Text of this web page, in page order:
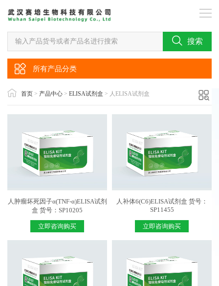
搜索
所有产品分类
首页 > 产品中心 > ELISA试剂盒 > 人ELISA试剂盒
人肿瘤坏死因子α(TNF-α)ELISA试剂
盒 货号：SP10205
立即咨询购买
人补体6(C6)ELISA试剂盒 货号：
SP11455
立即咨询购买